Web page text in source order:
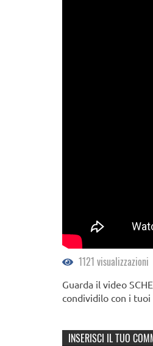
1121 visualizzazioni
Guarda il video
condividilo con i tuoi
INSERISCI IL TUO